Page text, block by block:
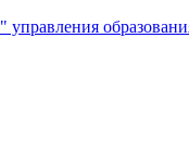
управления